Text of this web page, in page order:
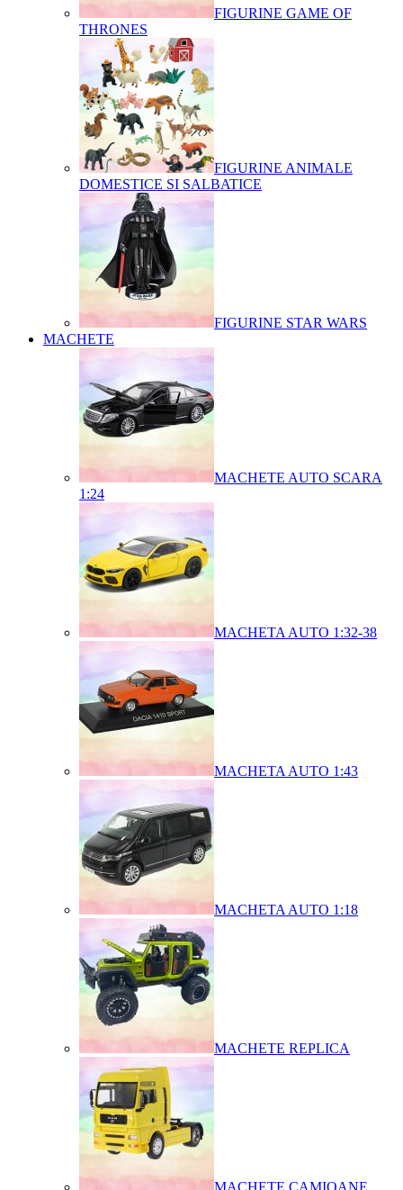
FIGURINE GAME OF
THRONES
FIGURINE ANIMALE
DOMESTICE SI SALBATICE
FIGURINE STAR WARS
MACHETE
MACHETE AUTO SCARA
1:24
MACHETA AUTO 1:32-38
MACHETA AUTO 1:43
MACHETA AUTO 1:18
MACHETE REPLICA
MACHETE CAMIOANE